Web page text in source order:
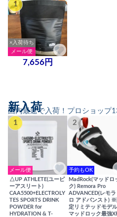
1
×入荷待ち
メール便
7,656円
国内最速で入荷！プロショップ
新入荷
1
メール便
△UP ATHLETE(ユーピ
ーアスリート)
CAA5500+ELECTROLY
TES SPORTS DRINK
POWDER for
HYDRATION & T-
2
予約もOK
MadRock(マッドロ
ク) Remora Pro
ADVANCED(レモラ
ロ アドバンスト)
定リミテッドモデ
マッドロック最強